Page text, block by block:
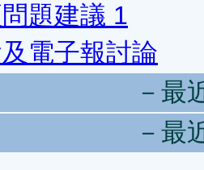
題建議 1
電子報討論
－最
－最